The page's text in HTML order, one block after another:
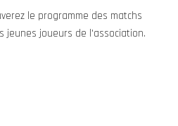
le programme des matchs
jeunes joueurs de l'association.